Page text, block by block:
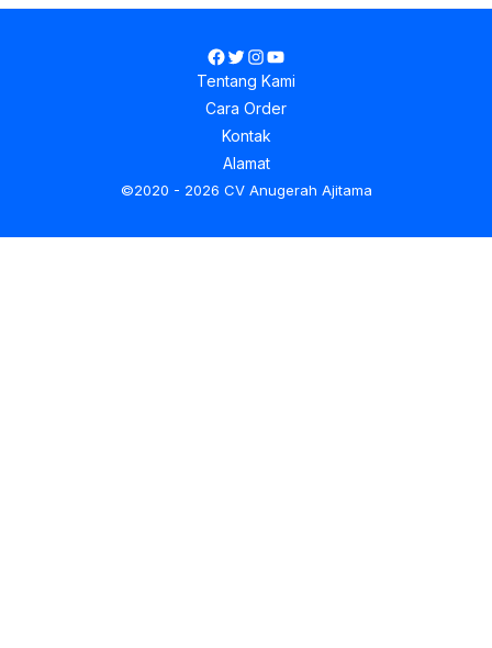
Facebook
Twitter
Instagram
YouTube
Tentang Kami
Cara Order
Kontak
Alamat
©2020 - 2026 CV Anugerah Ajitama